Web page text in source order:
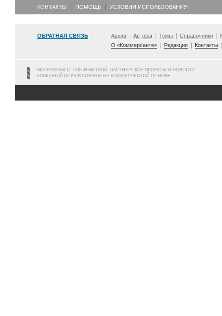
КОНТАКТЫ ПОМОЩЬ УСЛОВИЯ ИСПОЛЬЗОВАНИЯ
ОБРАТНАЯ СВЯЗЬ Архив Авторы Темы Справочники
О «Коммерсанте»
Редакция Контакты
МАТЕРИАЛЫ С ТАКОЙ МЕТКОЙ, ПАРТНЕРСКИЕ ПРОЕКТЫ И НОВОСТИ
КОМПАНИЙ ОПУБЛИКОВАНЫ НА КОММЕРЧЕСКОЙ ОСНОВЕ